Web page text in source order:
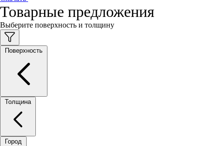
Товарные предложения
Выберите поверхность и толщину